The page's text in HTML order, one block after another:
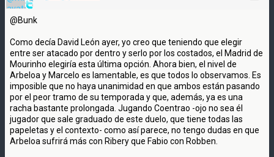
@Bunk
Como decía David León ayer, yo creo que teniendo que elegir
entre ser atacado por dentro y serlo por los costados, el Madrid de
Mourinho elegiría esta última opción. Ahora bien, el nivel de
Arbeloa y Marcelo es lamentable, es que todos lo observamos. Es
imposible que no haya unanimidad en que ambos están pasando
por el peor tramo de su temporada y que, además, ya es una
racha bastante prolongada. Jugando Coentrao -ojo no sea él
jugador que sale graduado de este duelo, que tiene todas las
papeletas y el contexto- como así parece, no tengo dudas en que
Arbeloa sufrirá más con Ribery que Fabio con Robben.